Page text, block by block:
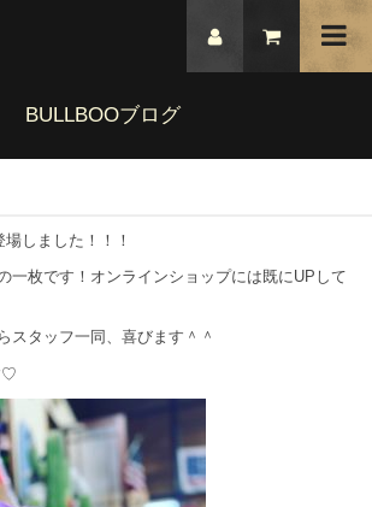
BULLBOOブログ
しました！！！
一枚です！オンラインショップには既にUPして
スタッフ一同、喜びます＾＾
♡